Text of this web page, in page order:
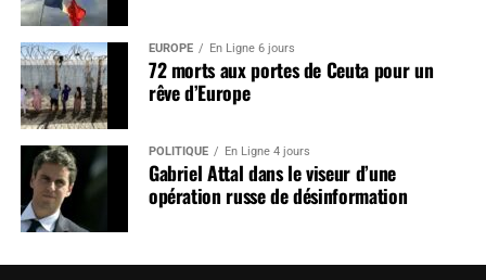
EUROPE En Ligne 6 jours
72 morts aux portes de Ceuta pour un
rêve d’Europe
POLITIQUE En Ligne 4 jours
Gabriel Attal dans le viseur d’une
opération russe de désinformation